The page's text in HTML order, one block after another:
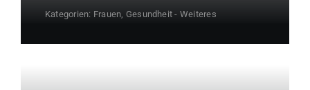
Kategorien: Frauen, Gesundheit - Weiteres